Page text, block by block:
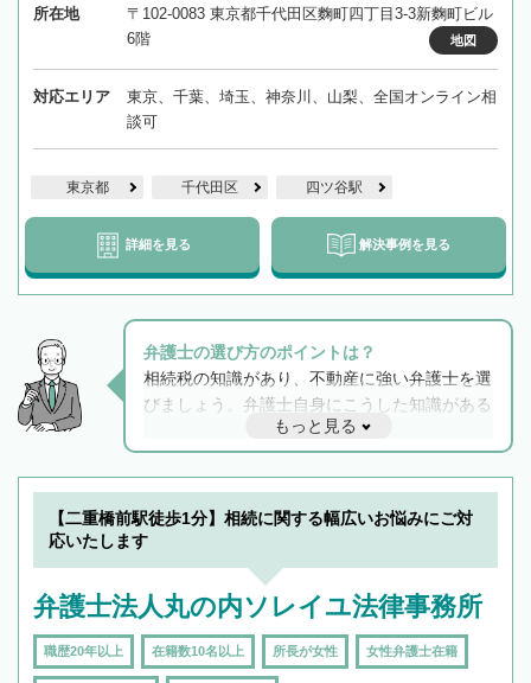
所在地
〒102-0083 東京都千代田区麴町四丁目3-3新麴町ビル
6階
地図
対応エリア
東京、千葉、埼玉、神奈川、山梨、全国オンライン相
談可
東京都 千代田区 四ツ谷駅
詳細を見る 解決事例を見る
弁護士の選び方のポイントは？
相続税の知識があり、不動産に強い弁護士を選
びましょう。弁護士自身にこうした知識がある
と他士業との連携もスムーズに進み、トラブル
解決のみならず相続をトータルで任せることが
できます。また、相続は感情がからむ分野なの
でフィーリングも重要です。実際に電話や面談
で複数の弁護士と会話をしてウマが合う方に依
もっと見る
【二重橋前駅徒歩1分】相続に関する幅広いお悩みにご対
応いたします
弁護士法人丸の内ソレイユ法律事務所
職歴20年以上 在籍数10名以上 所長が女性 女性弁護士在籍